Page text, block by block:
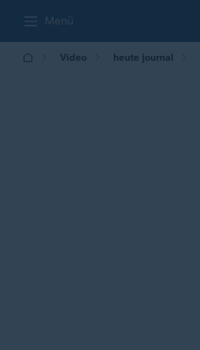
Menü
Video heute journal